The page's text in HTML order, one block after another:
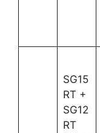
SG15
RT +
SG12
RT